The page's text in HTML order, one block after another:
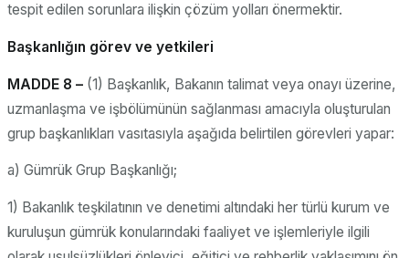
tespit edilen sorunlara ilişkin çözüm yolları önermektir.
Başkanlığın görev ve yetkileri
MADDE 8 – (1) Başkanlık, Bakanın talimat veya onayı üzerine,
uzmanlaşma ve işbölümünün sağlanması amacıyla oluşturulan
grup başkanlıkları vasıtasıyla aşağıda belirtilen görevleri yapar:
a) Gümrük Grup Başkanlığı;
1) Bakanlık teşkilatının ve denetimi altındaki her türlü kurum ve
kuruluşun gümrük konularındaki faaliyet ve işlemleriyle ilgili